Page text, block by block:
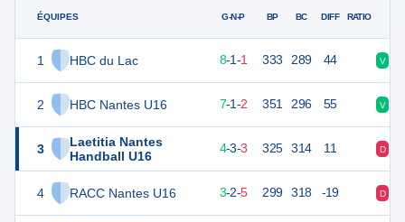
ÉQUIPES
1 HBC du Lac
2 HBC Nantes U16
3
Laetitia Nantes
Handball U16
4 RACC Nantes U16
G-N-P BP BC DIFF RATIO
8-1-1 333 289 44 V
25 7-1-2 351 296 55 V
21 4-3-3 325 314 11 D
18 3-2-5 299 318 -19 D